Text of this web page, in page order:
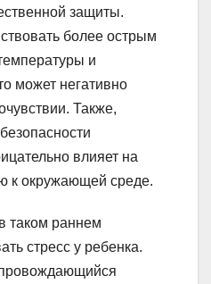
защиты.
более острым
и
может негативно
Также,
влияет на
к окружающей среде.
таком раннем
стресс у ребенка.